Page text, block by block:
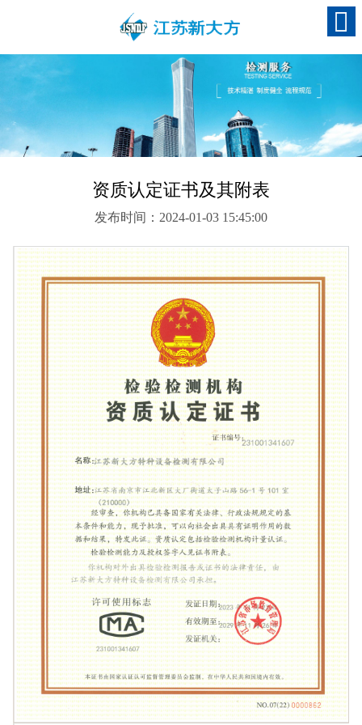
资质认定证书及其附表
发布时间：2024-01-03 15:45:00